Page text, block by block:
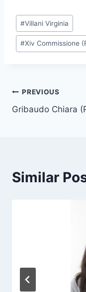
P
o
s
#Villani Virginia
#Xiv Commissione
Post
navigation
PREVIOUS
Gribaudo Chiara
Similar